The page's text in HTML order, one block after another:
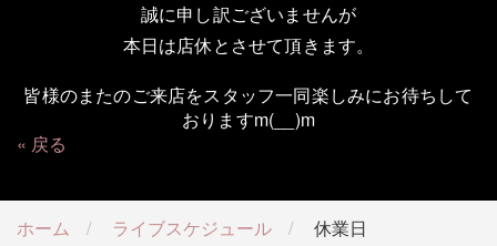
誠に申し訳ございませんが
本日は店休とさせて頂きます。
皆様のまたのご来店をスタッフ一同楽しみにお待ちして
おりますm(__)m
戻る
ホーム ライブスケジュール 休業日